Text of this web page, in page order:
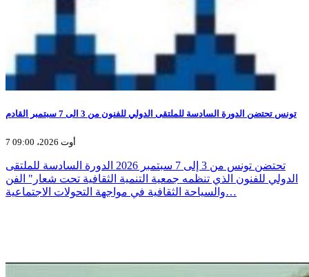
تونس تحتضن الدورة السادسة للملتقى الدولي للفنون من 3 الى 7 سبتمبر القادم
7 أوت 2026، 09:00
تحتضن تونس من 3 إلى 7 سبتمبر 2026 الدورة السادسة للملتقى
الدولي للفنون الذي تنظمه جمعية التنمية الثقافية تحت شعار" الفن
والسياحة الثقافية في مواجهة التحولات الاجتماعية…